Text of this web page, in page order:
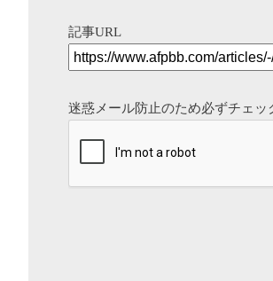
記事URL
迷惑メール防止のため必ずチェッ